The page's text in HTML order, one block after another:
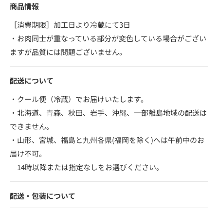
商品情報
［消費期限］加工日より冷蔵にて3日
・お肉同士が重なっている部分が変色している場合がござい
ますが品質には問題ございません。
配送について
・クール便（冷蔵）でお届けいたします。
・北海道、青森、秋田、岩手、沖縄、一部離島地域の配送は
できません。
・山形、宮城、福島と九州各県(福岡を除く)へは午前中のお
届け不可。
14時以降または指定なしをお選びください。
配送・包装について